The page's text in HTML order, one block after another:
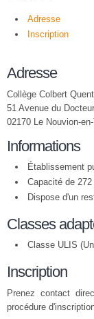
Adresse
Inscription
Adresse
Collège Colbert
51 Avenue du
02170 Le Nouvion-
Informations
Établissement
Capacité de
Dispose d'un
Classes
Classe ULIS
Inscription
Prenez contact
procédure